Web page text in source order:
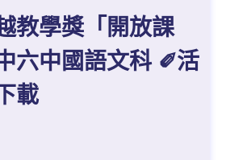
教學獎「開放課
六中國語文科 ✐活
載